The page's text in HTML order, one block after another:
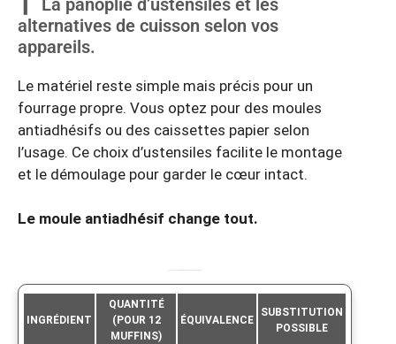
alternatives de cuisson selon vos
appareils.
Le matériel reste simple mais précis pour un
fourrage propre. Vous optez pour des moules
antiadhésifs ou des caissettes papier selon
l’usage. Ce choix d’ustensiles facilite le montage
et le démoulage pour garder le cœur intact.
Le moule antiadhésif change tout.
INGRÉDIENT
QUANTITÉ
(POUR 12
MUFFINS)
ÉQUIVALENCE
SUBSTITUTION
POSSIBLE